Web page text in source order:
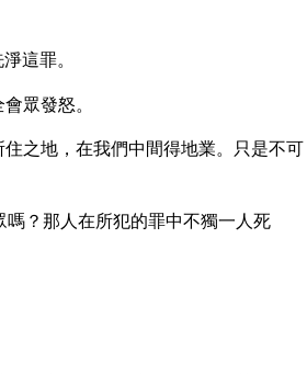
這罪。
眾發怒。
之地，在我們中間得地業。只是不可
？那人在所犯的罪中不獨一人死